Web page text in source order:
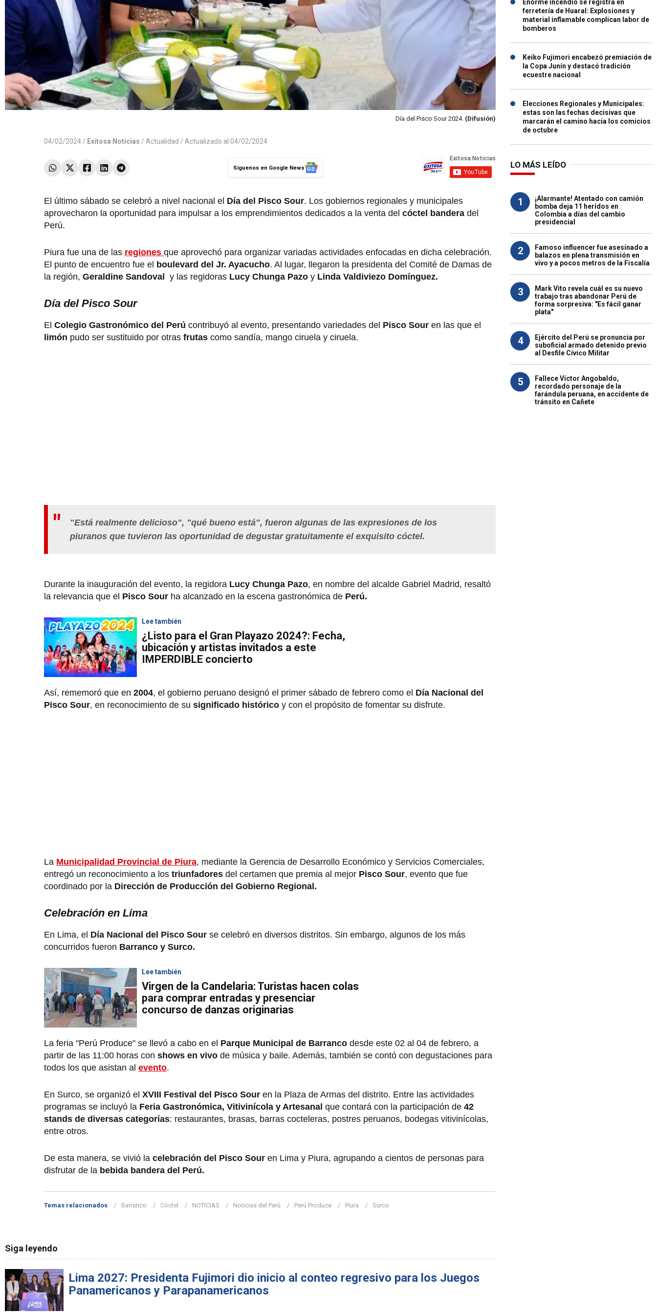
Día del Pisco Sour 2024. (Difusión)
04/02/2024 / Exitosa Noticias / Actualidad / Actualizado al 04/02/2024
Síguenos en Google News
El último sábado se celebró a nivel nacional el Día del Pisco Sour. Los gobiernos regionales y municipales
aprovecharon la oportunidad para impulsar a los emprendimientos dedicados a la venta del cóctel bandera del
Perú.
Piura fue una de las regiones que aprovechó para organizar variadas actividades enfocadas en dicha celebración.
El punto de encuentro fue el boulevard del Jr. Ayacucho. Al lugar, llegaron la presidenta del Comité de Damas de
la región, Geraldine Sandoval y las regidoras Lucy Chunga Pazo y Linda Valdiviezo Domínguez.
Día del Pisco Sour
El Colegio Gastronómico del Perú contribuyó al evento, presentando variedades del Pisco Sour en las que el
limón pudo ser sustituido por otras frutas como sandía, mango ciruela y ciruela.
"Está realmente delicioso", "qué bueno está", fueron algunas de las expresiones de los
piuranos que tuvieron las oportunidad de degustar gratuitamente el exquisito cóctel.
Durante la inauguración del evento, la regidora Lucy Chunga Pazo, en nombre del alcalde Gabriel Madrid, resaltó
la relevancia que el Pisco Sour ha alcanzado en la escena gastronómica de Perú.
Lee también
¿Listo para el Gran Playazo 2024?: Fecha,
ubicación y artistas invitados a este
IMPERDIBLE concierto
Así, rememoró que en 2004, el gobierno peruano designó el primer sábado de febrero como el Día Nacional del
Pisco Sour, en reconocimiento de su significado histórico y con el propósito de fomentar su disfrute.
La Municipalidad Provincial de Piura, mediante la Gerencia de Desarrollo Económico y Servicios Comerciales,
entregó un reconocimiento a los triunfadores del certamen que premia al mejor Pisco Sour, evento que fue
coordinado por la Dirección de Producción del Gobierno Regional.
Celebración en Lima
En Lima, el Día Nacional del Pisco Sour se celebró en diversos distritos. Sin embargo, algunos de los más
concurridos fueron Barranco y Surco.
Lee también
Virgen de la Candelaria: Turistas hacen colas
para comprar entradas y presenciar
concurso de danzas originarias
La feria "Perú Produce" se llevó a cabo en el Parque Municipal de Barranco desde este 02 al 04 de febrero, a
partir de las 11:00 horas con shows en vivo de música y baile. Además, también se contó con degustaciones para
todos los que asistan al evento.
En Surco, se organizó el XVIII Festival del Pisco Sour en la Plaza de Armas del distrito. Entre las actividades
programas se incluyó la Feria Gastronómica, Vitivinícola y Artesanal que contará con la participación de 42
stands de diversas categorías: restaurantes, brasas, barras cocteleras, postres peruanos, bodegas vitivinícolas,
entre otros.
De esta manera, se vivió la celebración del Pisco Sour en Lima y Piura, agrupando a cientos de personas para
disfrutar de la bebida bandera del Perú.
Temas relacionados Barranco Cóctel NOTICIAS Noticias del Perú Perú Produce Piura Surco
Siga leyendo
Lima 2027: Presidenta Fujimori dio inicio al conteo regresivo para los Juegos
Panamericanos y Parapanamericanos
Enorme incendio se registra en
ferretería de Huaral: Explosiones y
material inflamable complican labor de
bomberos
Keiko Fujimori encabezó premiación de
la Copa Junín y destacó tradición
ecuestre nacional
Elecciones Regionales y Municipales:
estas son las fechas decisivas que
marcarán el camino hacia los comicios
de octubre
LO MÁS LEÍDO
1
¡Alarmante! Atentado con camión
bomba deja 11 heridos en
Colombia a días del cambio
presidencial
2
Famoso influencer fue asesinado a
balazos en plena transmisión en
vivo y a pocos metros de la Fiscalía
3
Mark Vito revela cuál es su nuevo
trabajo tras abandonar Perú de
forma sorpresiva: "Es fácil ganar
plata"
4
Ejército del Perú se pronuncia por
suboficial armado detenido previo
al Desfile Cívico Militar
5
Fallece Víctor Angobaldo,
recordado personaje de la
farándula peruana, en accidente de
tránsito en Cañete